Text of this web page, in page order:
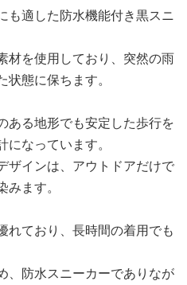
も適した防水機能付き黒スニ
材を使用しており、突然の雨
態に保ちます。
ある地形でも安定した歩行を
なっています。
ザインは、アウトドアだけで
ます。
れており、長時間の着用でも
、防水スニーカーでありなが